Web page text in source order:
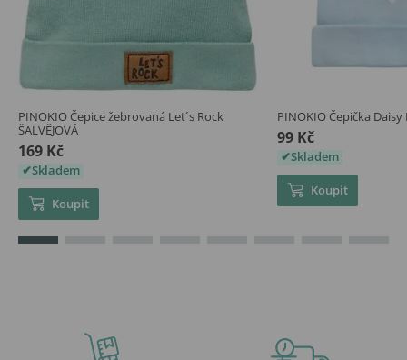
PINOKIO Čepice žebrovaná Let´s Rock
ŠALVĚJOVÁ
169 Kč
Skladem
Koupit
PINOKIO Čepička Daisy
99 Kč
Skladem
Koupit